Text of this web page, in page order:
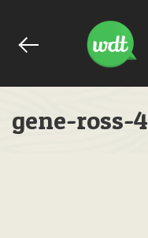
gene-ross-4